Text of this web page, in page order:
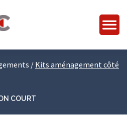
/ Kits aménagement côté
COURT